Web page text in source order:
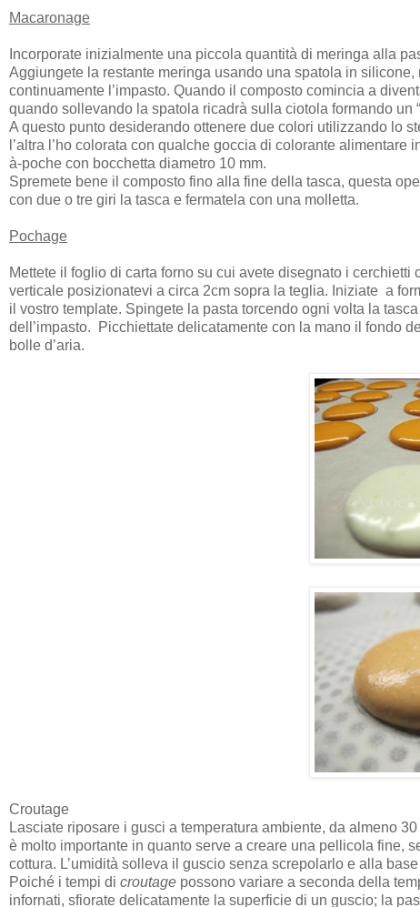
Macaronage
Incorporate inizialmente una piccola quantità di meringa alla
Aggiungete la restante meringa usando una spatola in
continuamente l’impasto. Quando il composto comincia a
quando sollevando la spatola ricadrà sulla ciotola formando un
A questo punto desiderando ottenere due colori utilizzando lo
l’altra l’ho colorata con qualche goccia di colorante
à-poche con bocchetta diametro 10 mm.
Spremete bene il composto fino alla fine della tasca, questa
con due o tre giri la tasca e fermatela con una molletta.
Pochage
Mettete il foglio di carta forno su cui avete disegnato i
verticale posizionatevi a circa 2cm sopra la teglia. Iniziate a
il vostro template. Spingete la pasta torcendo ogni volta la
dell’impasto. Picchiettate delicatamente con la mano il fondo
bolle d’aria.
Croutage
Lasciate riposare i gusci a temperatura ambiente, da almeno
è molto importante in quanto serve a creare una pellicola fine,
cottura. L’umidità solleva il guscio senza screpolarlo e alla
Poiché i tempi di croutage possono variare a seconda della
infornati, sfiorate delicatamente la superficie di un guscio; la